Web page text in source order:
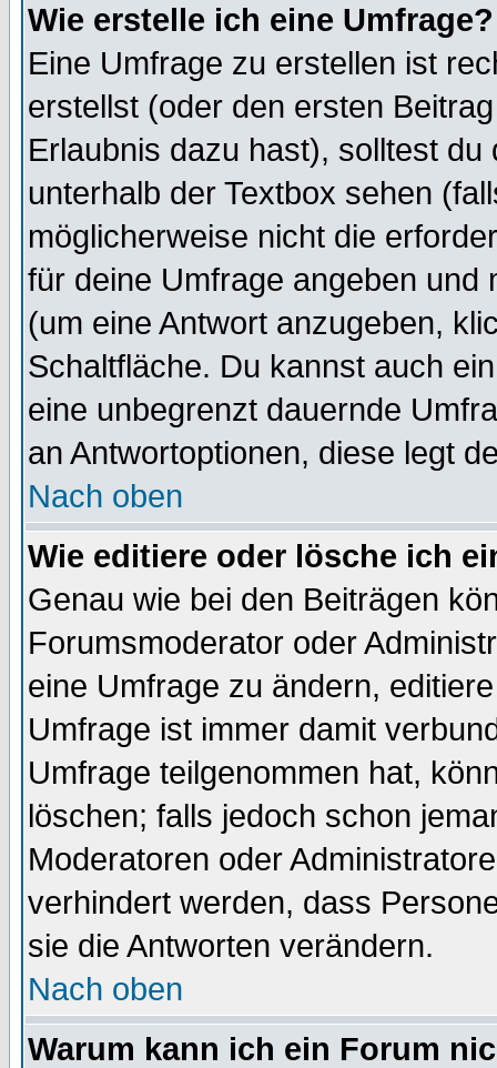
Wie erstelle ich eine Umfrage?
Eine Umfrage zu erstellen ist
erstellst (oder den ersten
Erlaubnis dazu hast), solltest
unterhalb der Textbox sehen
möglicherweise nicht die
für deine Umfrage angeben und
(um eine Antwort anzugeben,
Schaltfläche. Du kannst auch
eine unbegrenzt dauernde
an Antwortoptionen, diese legt
Nach oben
Wie editiere oder lösche ich
Genau wie bei den Beiträgen
Forumsmoderator oder
eine Umfrage zu ändern,
Umfrage ist immer damit
Umfrage teilgenommen hat,
löschen; falls jedoch schon
Moderatoren oder
verhindert werden, dass
sie die Antworten verändern.
Nach oben
Warum kann ich ein Forum